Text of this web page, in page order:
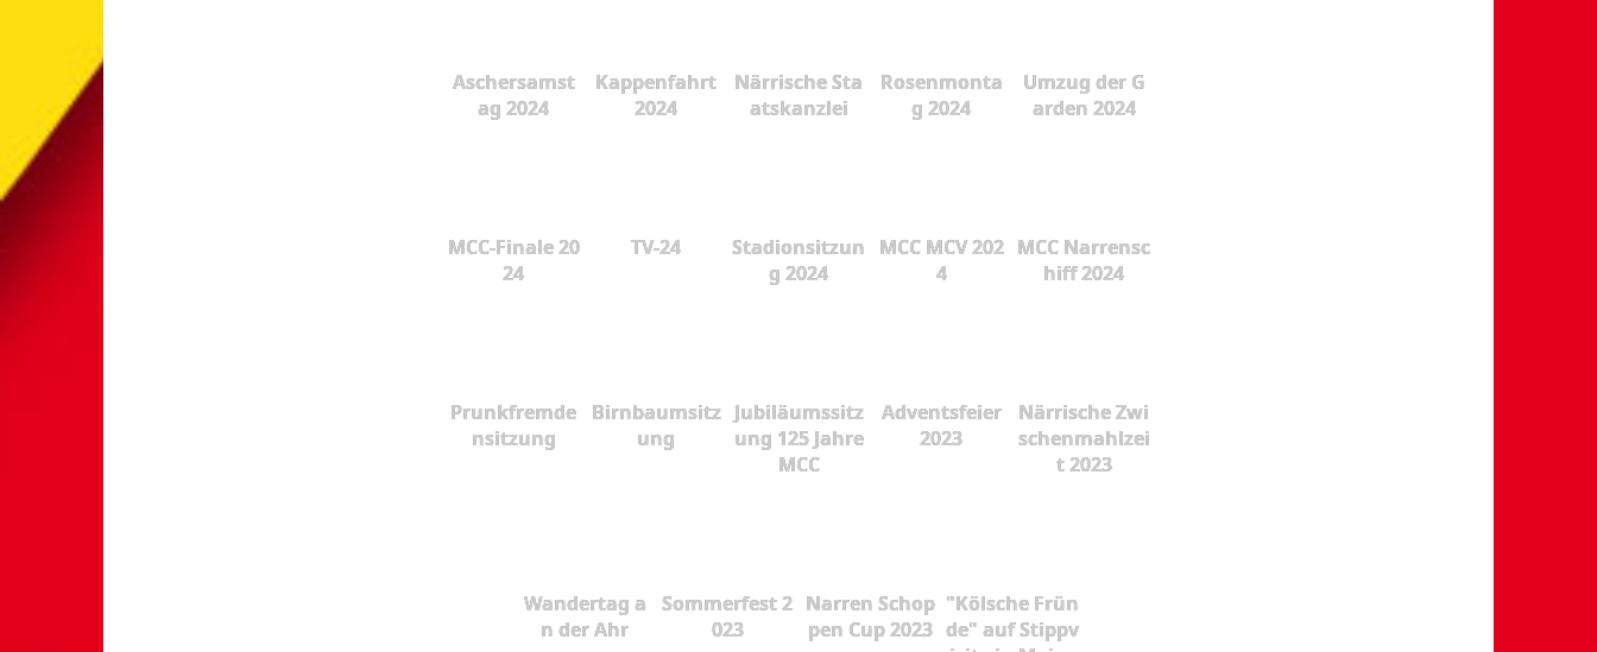
Aschersamst
ag 2024
Kappenfahrt
2024
Närrische Sta
atskanzlei
Rosenmonta
g 2024
Umzug der G
arden 2024
MCC-Finale 20
24
TV-24
Stadionsitzun
g 2024
MCC MCV 202
4
MCC Narrensc
hiff 2024
Prunkfremde
nsitzung
Birnbaumsitz
ung
Jubiläumssitz
ung 125 Jahre
MCC
Adventsfeier
2023
Närrische Zwi
schenmahlzei
t 2023
Wandertag a
n der Ahr
Sommerfest 2
023
Narren Schop
pen Cup 2023
"Kölsche Frün
de" auf Stippv